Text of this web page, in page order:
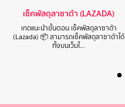
เช็คพัสดุลาซาด้า (LAZADA)
เกดแนะนำขั้นตอน เช็คพัสดุลาซาด้า
(Lazada) 📦 สามารถเช็คพัสดุลาซาด้าได้
ทั้งบนเว็บไ…